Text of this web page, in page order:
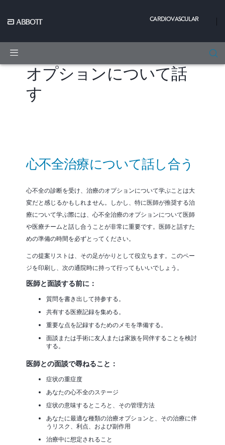
CARDIOVASCULAR |
オプションについて話
す
心不全治療について話し合う
心不全の診断を受け、治療のオプションについて学ぶことは大
変だと感じるかもしれません。しかし、特に医師が推奨する治
療について学ぶ際には、心不全治療のオプションについて医師
や医療チームと話し合うことが非常に重要です。医師と話すた
めの準備の時間を必ずとってください。
この提案リストは、その足がかりとして役立ちます。このペー
ジを印刷し、次の通院時に持って行ってもいいでしょう。
医師と面談する前に：
質問を書き出して持参する。
共有する医療記録を集める。
重要な点を記録するためのメモを準備する。
面談または手術に友人または家族を同伴することを検討
する。
医師との面談で尋ねること：
症状の重症度
あなたの心不全のステージ
症状の意味するところと、その管理方法
あなたに最適な種類の治療オプションと、その治療に伴
うリスク、利点、および副作用
治療中に想定されること